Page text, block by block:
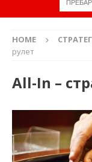
HOME
рулет
All-In –